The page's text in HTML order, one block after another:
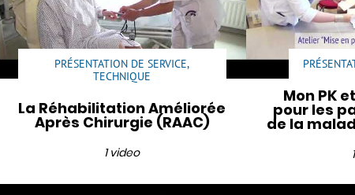
PRÉSENTATION DE SERVICE,
TECHNIQUE
La Réhabilitation Améliorée
Après Chirurgie (RAAC)
1 video
Mon PK
pour les
de la